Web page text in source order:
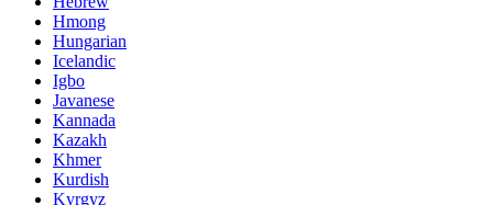
Hmong
Hungarian
Icelandic
Igbo
Javanese
Kannada
Kazakh
Khmer
Kurdish
Kyrgyz